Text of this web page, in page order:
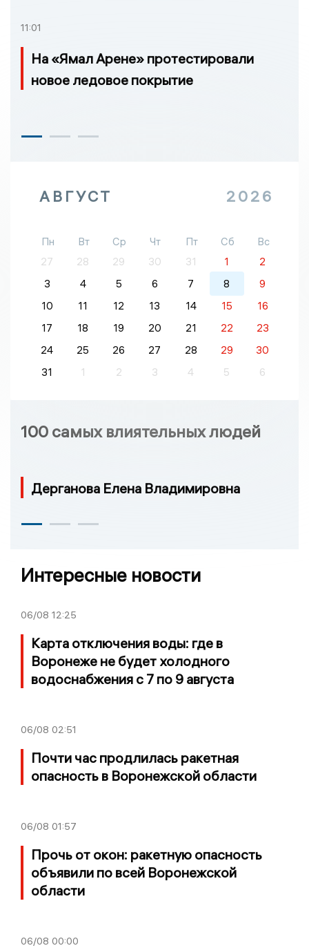
11:01
На «Ямал Арене» протестировали
новое ледовое покрытие
АВГУСТ 2026
Пн Вт Ср Чт Пт Сб
Вс
27
28 29 30 31 1
2
3
4 5 6 7 8
9
10
11 12 13 14 15
16
17
18 19 20 21 22
23
24
25 26 27 28 29
30
31
1 2 3 4 5 6
100 самых влиятельных людей
Дерганова Елена Владимировна
Интересные новости
06/08 12:25
Карта отключения воды: где в
Воронеже не будет холодного
водоснабжения с 7 по 9 августа
06/08 02:51
Почти час продлилась ракетная
опасность в Воронежской области
06/08 01:57
Прочь от окон: ракетную опасность
объявили по всей Воронежской
области
06/08 00:00